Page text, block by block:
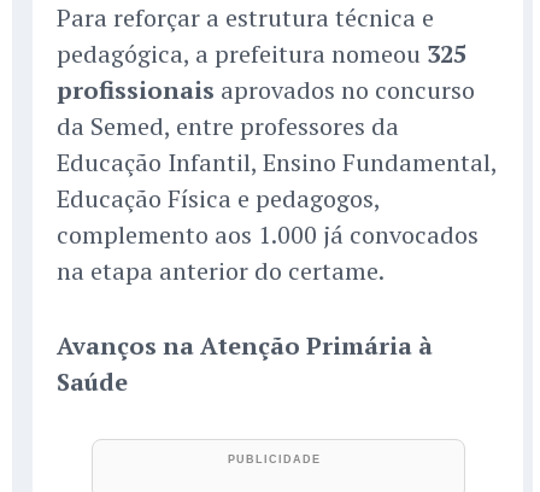
Para reforçar a estrutura técnica e
pedagógica, a prefeitura nomeou 325
profissionais aprovados no concurso
da Semed, entre professores da
Educação Infantil, Ensino Fundamental,
Educação Física e pedagogos,
complemento aos 1.000 já convocados
na etapa anterior do certame.
Avanços na Atenção Primária à
Saúde